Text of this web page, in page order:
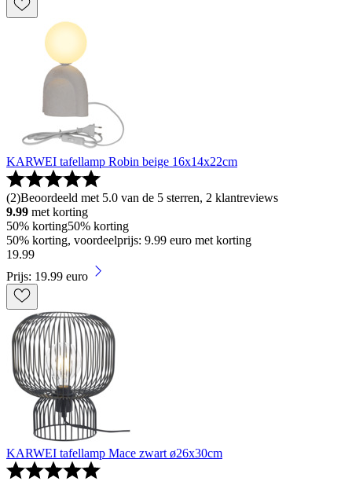
KARWEI tafellamp Robin beige 16x14x22cm
(2)Beoordeeld met 5.0 van de 5 sterren, 2 klantreviews
9.99 met korting
50% korting50% korting
50% korting, voordeelprijs: 9.99 euro met korting
19.99
Prijs: 19.99 euro
KARWEI tafellamp Mace zwart ø26x30cm